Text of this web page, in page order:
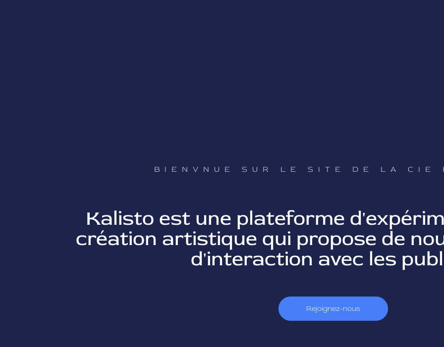
BIENVNUE SUR LE SITE DE LA CIE
Kalisto est une plateforme
création artistique qui propose de
d'interaction avec les
Rejoignez-nous